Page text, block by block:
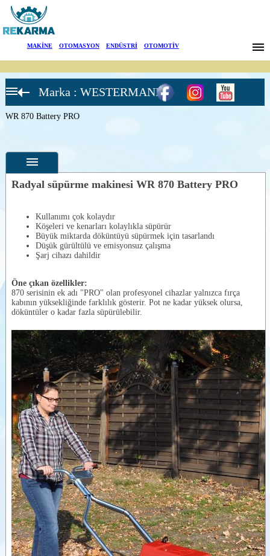
MAKİNE| OTOMASYON| ENDÜSTRİ| OTOMOTİV
Hakkımızda
İletişim
Marka : WESTERMANN
RADYAL
SÜPÜRÜCÜLER
WR 870 EGO
WR 650 Battery
GXV160 PRO
WR 870 Battery
WR 870 Honda
WR 870 Honda
WR 870 Battery PRO
Fotoğraflar
Genel
Ürün
Videolar
Dokümanlar
Ürünler
Benzer
Ürünler
Radyal süpürme makinesi WR 870 Battery PRO
Kullanımı çok kolaydır
Köşeleri ve kenarları kolaylıkla süpürür
Büyük miktarda döküntüyü süpürmek için tasarlandı
Düşük gürültülü ve emisyonsuz çalışma
Şarj cihazı dahildir
Öne çıkan özellikler:
870 serisinin ek adı "PRO" olan profesyonel cihazlar yalnızca fırça
kabının yüksekliğinde farklılık gösterir. Pot ne kadar yüksek olursa,
döküntüler o kadar fazla süpürülebilir.